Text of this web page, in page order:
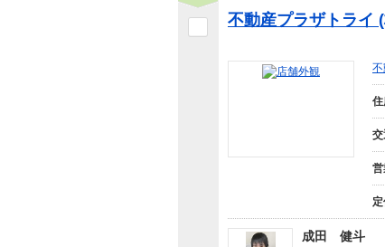
不動産プラザトライ
営
定
成田 健斗